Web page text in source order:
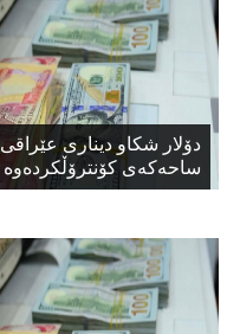
دۆلار شكاو دیناری عێراقی
ساحەكەی كۆنترۆڵكردەوە